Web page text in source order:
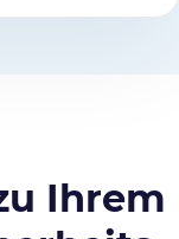
Ihrem